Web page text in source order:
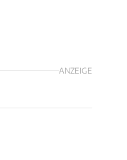
ANZEIGE